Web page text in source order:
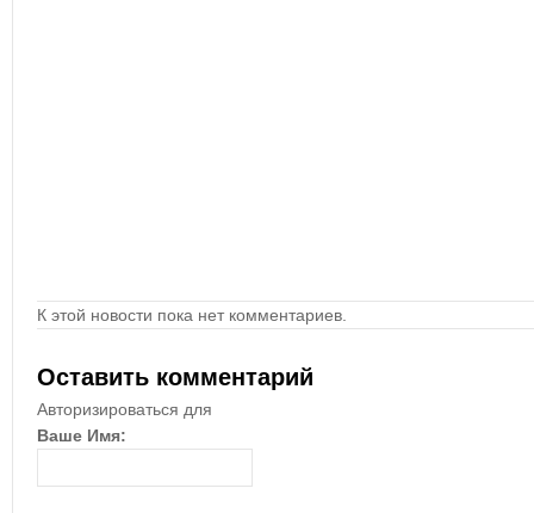
К этой новости пока нет комментариев.
Оставить комментарий
Авторизироваться для
Ваше Имя: